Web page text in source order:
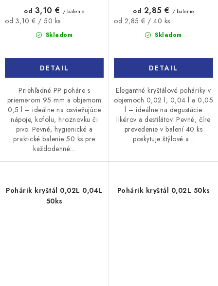
Skladom
od 3,10 € / balenie
Jednotková
od 3,10 € / 50 ks
DETAIL
Priehľadné PP poháre s
priemerom 95 mm a objemom
0,5 l – ideálne na osviežujúce
nápoje, kofolu, hroznovku či
pivo. Pevné, hygienické a
praktické balenie 50 ks pre
každodenné...
Skladom
od 2,85 € / balenie
Jednotková
od 2,85 € / 40 ks
DETAIL
Elegantné kryštálové poháriky v
objemoch 0,02 l, 0,04 l a 0,05
l – ideálne na degustácie
likérov a destilátov. Pevné, číre
prevedenie v balení 40 ks
poskytuje štýlové a...
Pohárik kryštál 0,02L 0,04L
50ks
Pohárik kryštál 0,02L 50ks